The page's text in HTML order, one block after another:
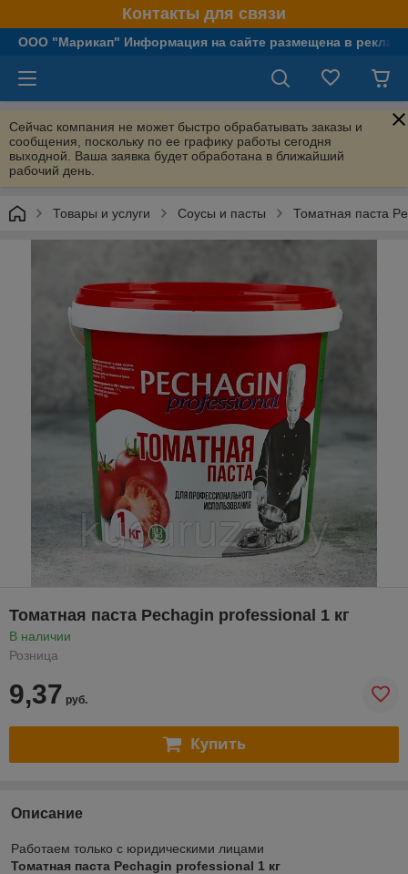
Контакты для связи
OOO "Марикап" Информация на сайте размещена в
Сейчас компания не может быстро обрабатывать заказы и
сообщения, поскольку по ее графику работы сегодня
выходной. Ваша заявка будет обработана в ближайший
рабочий день.
Товары и услуги Соусы и пасты Томатная паста
Томатная паста Pechagin professional 1 кг
В наличии
Розница
9,37 руб.
Купить
Описание
Работаем только с юридическими лицами
Томатная паста Pechagin professional 1 кг